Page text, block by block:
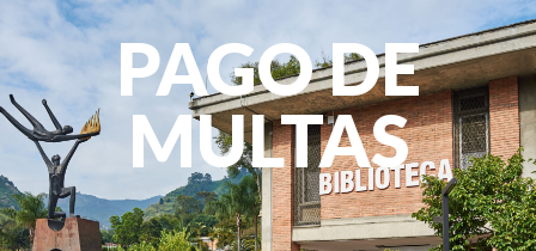
PAGO DE
MULTAS